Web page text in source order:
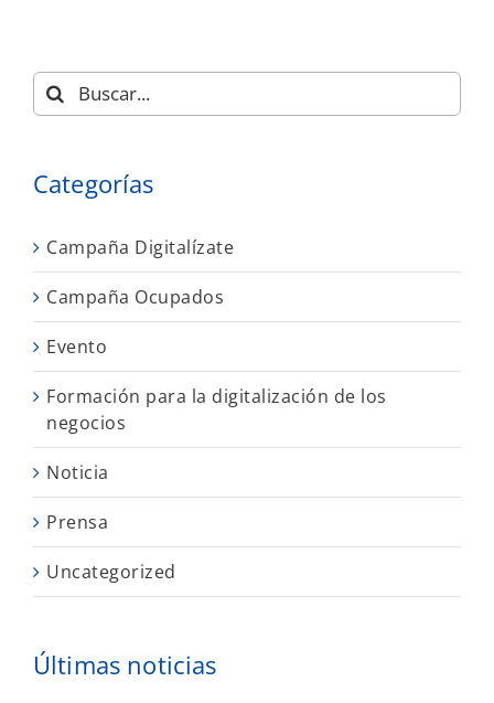
Buscar:
Categorías
Campaña Digitalízate
Campaña Ocupados
Evento
Formación para la digitalización de los
negocios
Noticia
Prensa
Uncategorized
Últimas noticias